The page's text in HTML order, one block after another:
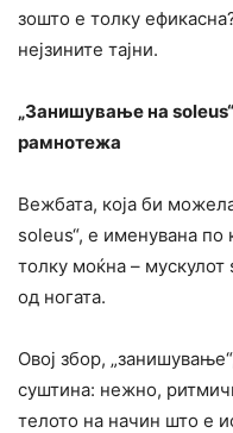
зошто е толку
нејзините тајни.
„Занишување на
рамнотежа
Вежбата, која би
soleus“, е именувана по
толку моќна –
од ногата.
Овој збор,
суштина: нежно,
телото на начин што е